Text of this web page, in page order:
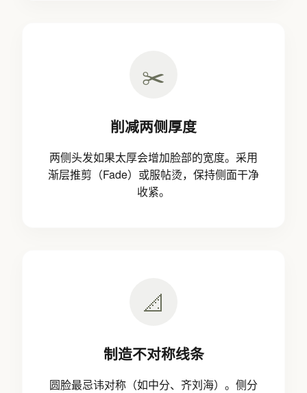
✂️
削减两侧厚度
两侧头发如果太厚会增加脸部的宽度。采用
渐层推剪（Fade）或服帖烫，保持侧面干净
收紧。
📐
制造不对称线条
圆脸最忌讳对称（如中分、齐刘海）。侧分